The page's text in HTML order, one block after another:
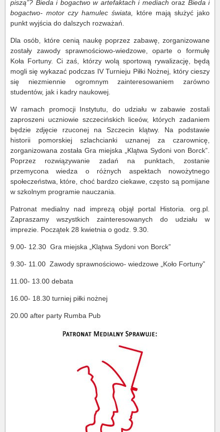
piszą”? Bieda i bogactwo w artefaktach i mediach oraz Bieda i
bogactwo- motor czy hamulec świata, które mają służyć jako
punkt wyjścia do dalszych rozważań.
Dla osób, które cenią naukę poprzez zabawę, zorganizowane
zostały zawody sprawnościowo-wiedzowe, oparte o formułę
Koła Fortuny. Ci zaś, którzy wolą sportową rywalizację, będą
mogli się wykazać podczas IV Turnieju Piłki Nożnej, który cieszy
się niezmiennie ogromnym zainteresowaniem zarówno
studentów, jak i kadry naukowej.
W ramach promocji Instytutu, do udziału w zabawie zostali
zaproszeni uczniowie szczecińskich liceów, których zadaniem
będzie zdjęcie rzuconej na Szczecin klątwy. Na podstawie
historii pomorskiej szlachcianki uznanej za czarownicę,
zorganizowana została Gra miejska „Klątwa Sydoni von Borck”.
Poprzez rozwiązywanie zadań na punktach, zostanie
przemycona wiedza o różnych aspektach nowożytnego
społeczeństwa, które, choć bardzo ciekawe, często są pomijane
w szkolnym programie nauczania.
Patronat medialny nad imprezą objął portal Historia. org.pl.
Zapraszamy wszystkich zainteresowanych do udziału w
imprezie. Początek 28 kwietnia o godz. 9.30.
9.00- 12.30 Gra miejska „Klątwa Sydoni von Borck”
9.30- 11.00 Zawody sprawnościowo- wiedzowe „Koło Fortuny”
11.00- 13.00 debata
16.00- 18.30 turniej piłki nożnej
20.00 after party Rumba Pub